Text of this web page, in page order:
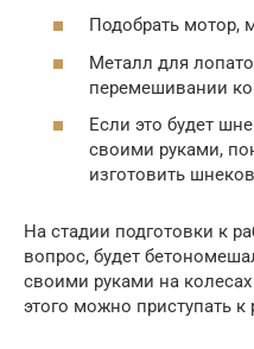
Подобрать мотор,
Металл для
перемешивании
Если это будет
своими руками,
изготовить
На стадии подготовки к
вопрос, будет
своими руками на
этого можно приступать к